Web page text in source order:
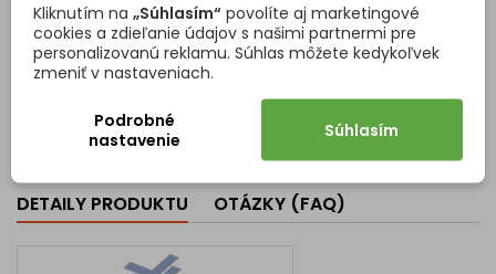
Sada obsahuje: 1x ľavé
ukončenie, 1x pravé
ukončenie.
Cena
3,94 €/sada
drevotriesky a potiahnutá
laminátom. Vysoká odolnosť
voči poškodeniu, námahe
možné upraviť na mieru . V
zadajte požadované
rozmery. Ak chcete aj dosku
cena
DETAILY PRODUKTU OTÁZKY (FAQ)
Kliknutím na „Súhlasím“ povolíte aj marketingové
cookies a zdieľanie údajov s našimi partnermi pre
personalizovanú reklamu. Súhlas môžete kedykoľvek
zmeniť v nastaveniach.
Podrobné
nastavenie
Súhlasím